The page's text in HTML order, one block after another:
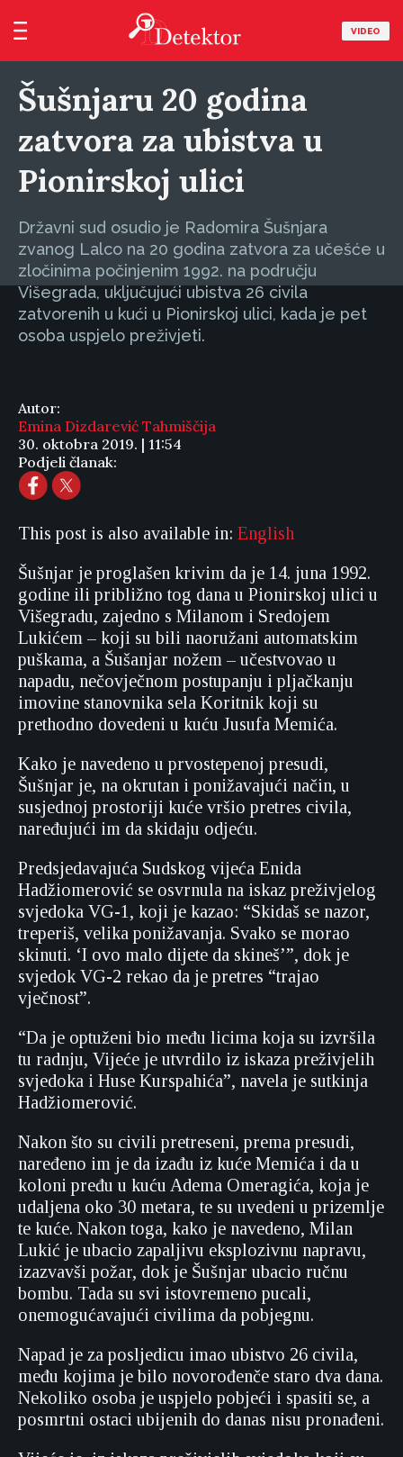
VIDEO
Šušnjaru 20 godina
zatvora za ubistva u
Pionirskoj ulici
Državni sud osudio je Radomira Šušnjara
zvanog Lalco na 20 godina zatvora za učešće u
zločinima počinjenim 1992. na području
Višegrada, uključujući ubistva 26 civila
zatvorenih u kući u Pionirskoj ulici, kada je pet
osoba uspjelo preživjeti.
Autor:
Emina Dizdarević Tahmiščija
30. oktobra 2019. | 11:54
Podjeli članak:
This post is also available in: English
Šušnjar je proglašen krivim da je 14. juna 1992.
godine ili približno tog dana u Pionirskoj ulici u
Višegradu, zajedno s Milanom i Sredojem
Lukićem – koji su bili naoružani automatskim
puškama, a Šušanjar nožem – učestvovao u
napadu, nečovječnom postupanju i pljačkanju
imovine stanovnika sela Koritnik koji su
prethodno dovedeni u kuću Jusufa Memića.
Kako je navedeno u prvostepenoj presudi,
Šušnjar je, na okrutan i ponižavajući način, u
susjednoj prostoriji kuće vršio pretres civila,
naređujući im da skidaju odjeću.
Predsjedavajuća Sudskog vijeća Enida
Hadžiomerović se osvrnula na iskaz preživjelog
svjedoka VG-1, koji je kazao: “Skidaš se nazor,
treperiš, velika ponižavanja. Svako se morao
skinuti. ‘I ovo malo dijete da skineš’”, dok je
svjedok VG-2 rekao da je pretres “trajao
vječnost”.
“Da je optuženi bio među licima koja su izvršila
tu radnju, Vijeće je utvrdilo iz iskaza preživjelih
svjedoka i Huse Kurspahića”, navela je sutkinja
Hadžiomerović.
Nakon što su civili pretreseni, prema presudi,
naređeno im je da izađu iz kuće Memića i da u
koloni pređu u kuću Adema Omeragića, koja je
udaljena oko 30 metara, te su uvedeni u prizemlje
te kuće. Nakon toga, kako je navedeno, Milan
Lukić je ubacio zapaljivu eksplozivnu napravu,
izazvavši požar, dok je Šušnjar ubacio ručnu
bombu. Tada su svi istovremeno pucali,
onemogućavajući civilima da pobjegnu.
Napad je za posljedicu imao ubistvo 26 civila,
među kojima je bilo novorođenče staro dva dana.
Nekoliko osoba je uspjelo pobjeći i spasiti se, a
posmrtni ostaci ubijenih do danas nisu pronađeni.